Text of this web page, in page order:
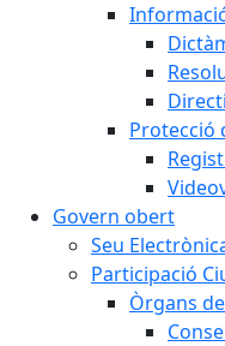
Protecció
Govern obert
Seu
Participació
Òrgans